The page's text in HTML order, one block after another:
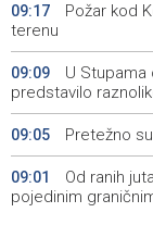
09:17
Požar kod
terenu
09:09
U Stupama
predstavilo
09:05 Pretežno
09:01
Od ranih
pojedinim